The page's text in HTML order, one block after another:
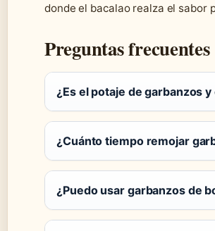
donde el bacalao realza el sabor
Preguntas frecuentes
¿Es el potaje de garbanzos
¿Cuánto tiempo remojar
¿Puedo usar garbanzos de